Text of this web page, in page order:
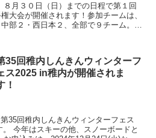
月３０日（日）までの日程で第１回
大会が開催されます！参加チームは、
部２・西日本２、全部で９チーム。日
35回稚内しんきんウィンターフ
ス2025 in稚内が開催されま
！
35回稚内しんきんウィンターフェス
今年はスキーの他、スノーボードと